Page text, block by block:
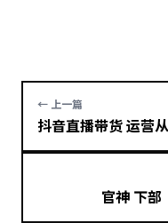
← 上一篇
官神 下部